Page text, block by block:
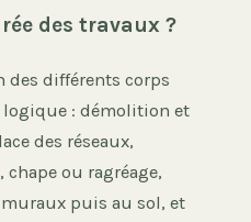
des travaux ?
des différents corps
logique : démolition et
des réseaux,
ou ragréage,
puis au sol, et